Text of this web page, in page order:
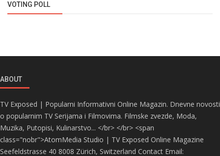
VOTING POLL
ABOUT
TV Exposed | Popularni Informativni Online Magazin. Dnevne novosti
o popularnim TV Serijama i Filmovima. Filmske zvezde, Moda,
Muzika, Putopisi, Kulinarstvo... </br> </br> <span
class="nobr">AtomMedia Studio | TV Exposed Online Magazine
Seefeldstrasse 40 8008 Zürich, Switzerland Contact Email: